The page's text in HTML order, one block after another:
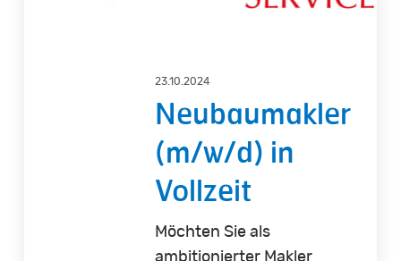
23.10.2024
Neubaumakler
(m/w/d) in
Vollzeit
Möchten Sie als
ambitionierter Makler